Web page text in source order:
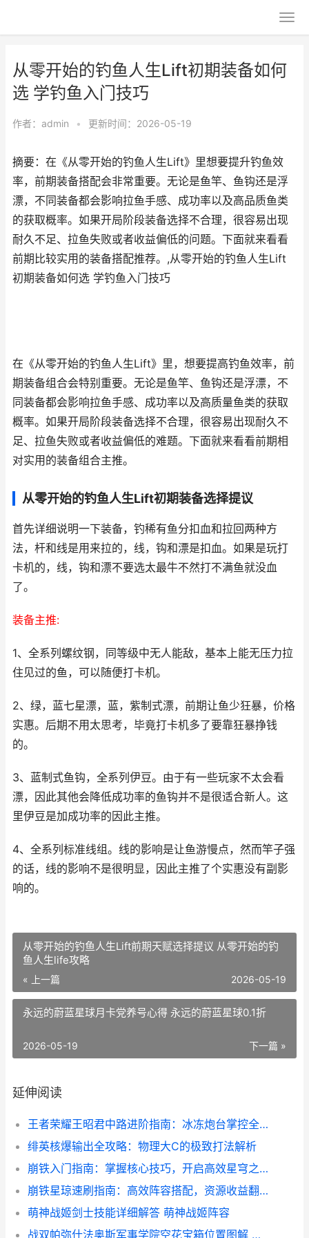
从零开始的钓鱼人生Lift初期装备如何
选 学钓鱼入门技巧
作者： admin • 更新时间：2026-05-19
摘要：在《从零开始的钓鱼人生Lift》里想要提升钓鱼效
率，前期装备搭配会非常重要。无论是鱼竿、鱼钩还是浮
漂，不同装备都会影响拉鱼手感、成功率以及高品质鱼类
的获取概率。如果开局阶段装备选择不合理，很容易出现
耐久不足、拉鱼失败或者收益偏低的问题。下面就来看看
前期比较实用的装备搭配推荐。,从零开始的钓鱼人生Lift
初期装备如何选 学钓鱼入门技巧
在《从零开始的钓鱼人生Lift》里，想要提高钓鱼效率，前
期装备组合会特别重要。无论是鱼竿、鱼钩还是浮漂，不
同装备都会影响拉鱼手感、成功率以及高质量鱼类的获取
概率。如果开局阶段装备选择不合理，很容易出现耐久不
足、拉鱼失败或者收益偏低的难题。下面就来看看前期相
对实用的装备组合主推。
从零开始的钓鱼人生Lift初期装备选择提议
首先详细说明一下装备，钓稀有鱼分扣血和拉回两种方
法，杆和线是用来拉的，线，钩和漂是扣血。如果是玩打
卡机的，线，钩和漂不要选太最牛不然打不满鱼就没血
了。
装备主推:
1、全系列螺纹钢，同等级中无人能敌，基本上能无压力拉
住见过的鱼，可以随便打卡机。
2、绿，蓝七星漂，蓝，紫制式漂，前期让鱼少狂暴，价格
实惠。后期不用太思考，毕竟打卡机多了要靠狂暴挣钱
的。
3、蓝制式鱼钩，全系列伊豆。由于有一些玩家不太会看
漂，因此其他会降低成功率的鱼钩并不是很适合新人。这
里伊豆是加成功率的因此主推。
4、全系列标准线组。线的影响是让鱼游慢点，然而竿子强
的话，线的影响不是很明显，因此主推了个实惠没有副影
响的。
从零开始的钓鱼人生Lift前期天赋选择提议 从零开始的钓
鱼人生life攻略
« 上一篇 2026-05-19
永远的蔚蓝星球月卡党养号心得 永远的蔚蓝星球0.1折
下一篇 »
2026-05-19
延伸阅读
王者荣耀王昭君中路进阶指南：冰冻炮台掌控全场！
绯英核爆输出全攻略：物理大C的极致打法解析
崩铁入门指南：掌握核心技巧，开启高效星穹之旅！
崩铁星琼速刷指南：高效阵容搭配，资源收益翻倍！
萌神战姬剑士技能详细解答 萌神战姬阵容
战双帕弥什法奥斯军事学院空花宝箱位置图解 战双帕弥a